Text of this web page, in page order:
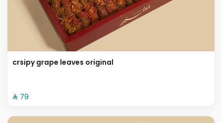
crsipy grape leaves original
⁨⁦‪‬ 79⁩